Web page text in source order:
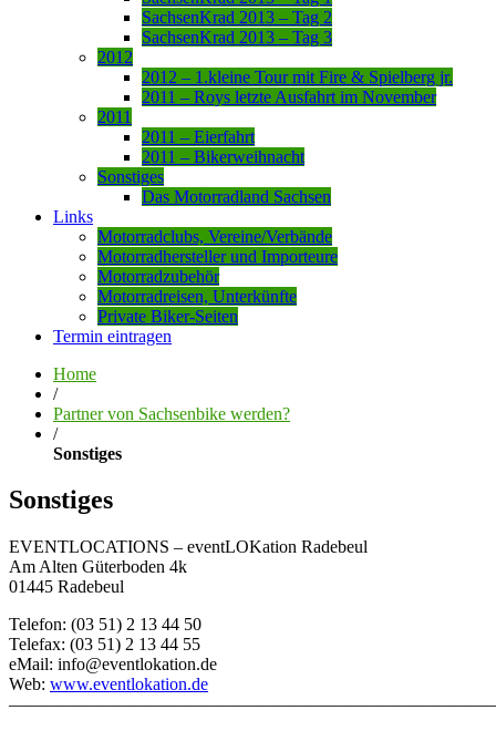
SachsenKrad 2013 – Tag 2
SachsenKrad 2013 – Tag 3
2012
2012 – 1.kleine Tour mit Fire & Spielberg jr.
2011 – Roys letzte Ausfahrt im November
2011
2011 – Eierfahrt
2011 – Bikerweihnacht
Sonstiges
Das Motorradland Sachsen
Links
Motorradclubs, Vereine/Verbände
Motorradhersteller und Importeure
Motorradzubehör
Motorradreisen, Unterkünfte
Private Biker-Seiten
Termin eintragen
Home
/
Partner von Sachsenbike werden?
/
Sonstiges
Sonstiges
EVENTLOCATIONS – eventLOKation Radebeul
Am Alten Güterboden 4k
01445 Radebeul
Telefon: (03 51) 2 13 44 50
Telefax: (03 51) 2 13 44 55
eMail: info@eventlokation.de
Web: www.eventlokation.de